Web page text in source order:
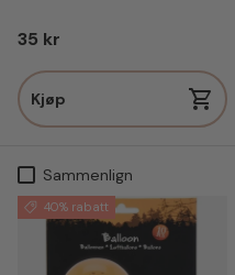
Vanlig pris
35 kr
Kjøp
Sammenlign
40% rabatt